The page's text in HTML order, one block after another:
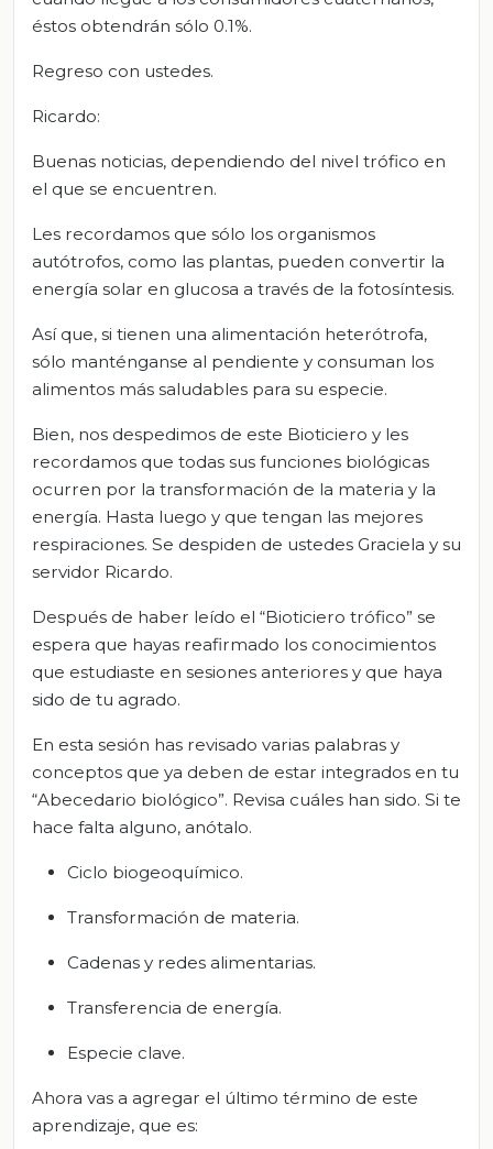
éstos obtendrán sólo 0.1%.
Regreso con ustedes.
Ricardo:
Buenas noticias, dependiendo del nivel trófico en
el que se encuentren.
Les recordamos que sólo los organismos
autótrofos, como las plantas, pueden convertir la
energía solar en glucosa a través de la fotosíntesis.
Así que, si tienen una alimentación heterótrofa,
sólo manténganse al pendiente y consuman los
alimentos más saludables para su especie.
Bien, nos despedimos de este Bioticiero y les
recordamos que todas sus funciones biológicas
ocurren por la transformación de la materia y la
energía. Hasta luego y que tengan las mejores
respiraciones. Se despiden de ustedes Graciela y su
servidor Ricardo.
Después de haber leído el “Bioticiero trófico” se
espera que hayas reafirmado los conocimientos
que estudiaste en sesiones anteriores y que haya
sido de tu agrado.
En esta sesión has revisado varias palabras y
conceptos que ya deben de estar integrados en tu
“Abecedario biológico”. Revisa cuáles han sido. Si te
hace falta alguno, anótalo.
Ciclo biogeoquímico.
Transformación de materia.
Cadenas y redes alimentarias.
Transferencia de energía.
Especie clave.
Ahora vas a agregar el último término de este
aprendizaje, que es: